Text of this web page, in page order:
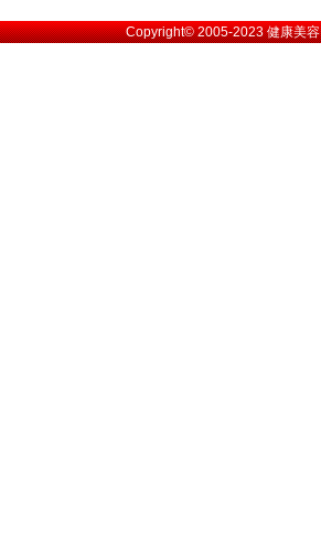
Copyright© 2005-2023健康美